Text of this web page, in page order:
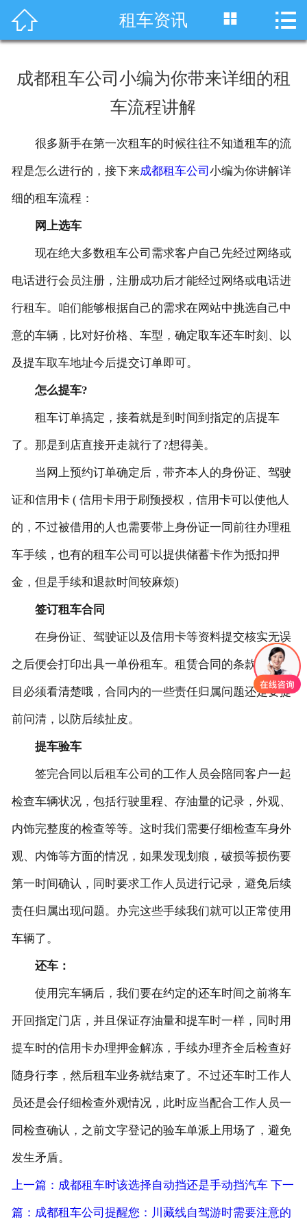
 首页
川藏线租车
关于我们
联系我们
 租车资讯  
成都租车公司小编为你带来详细的租
车流程讲解
很多新手在第一次租车的时候往往不知道租车的流
程是怎么进行的，接下来成都租车公司 小编为你讲解详
细的租车流程：
网上选车
现在绝大多数租车公司需求客户自己先经过网络或
电话进行会员注册，注册成功后才能经过网络或电话进
行租车。咱们能够根据自己的需求在网站中挑选自己中
意的车辆，比对好价格、车型，确定取车还车时刻、以
及提车取车地址今后提交订单即可。
怎么提车?
租车订单搞定，接着就是到时间到指定的店提车
了。那是到店直接开走就行了?想得美。
当网上预约订单确定后，带齐本人的身份证、驾驶
证和信用卡 ( 信用卡用于刷预授权，信用卡可以使他人
的，不过被借用的人也需要带上身份证一同前往办理租
车手续，也有的租车公司可以提供储蓄卡作为抵扣押
金，但是手续和退款时间较麻烦)
签订租车合同
在身份证、驾驶证以及信用卡等资料提交核实无误
之后便会打印出具一单份租车。租赁合同的条款以及项
目必须看清楚哦，合同内的一些责任归属问题还是要提
前问清，以防后续扯皮。
提车验车
签完合同以后租车公司的工作人员会陪同客户一起
检查车辆状况，包括行驶里程、存油量的记录，外观、
内饰完整度的检查等等。这时我们需要仔细检查车身外
观、内饰等方面的情况，如果发现划痕，破损等损伤要
第一时间确认，同时要求工作人员进行记录，避免后续
责任归属出现问题。办完这些手续我们就可以正常使用
车辆了。
还车：
使用完车辆后，我们要在约定的还车时间之前将车
开回指定门店，并且保证存油量和提车时一样，同时用
提车时的信用卡办理押金解冻，手续办理齐全后检查好
随身行李，然后租车业务就结束了。不过还车时工作人
员还是会仔细检查外观情况，此时应当配合工作人员一
同检查确认，之前文字登记的验车单派上用场了，避免
发生矛盾。
上一篇：成都租车时该选择自动挡还是手动挡汽车 下一
篇：成都租车公司提醒您：川藏线自驾游时需要注意的